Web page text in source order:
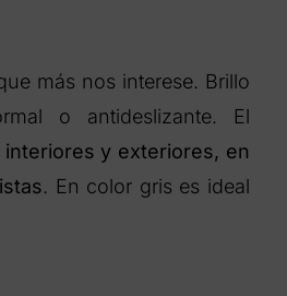
más nos interese. Brillo
o antideslizante. El
y exteriores, en
. En color gris es ideal